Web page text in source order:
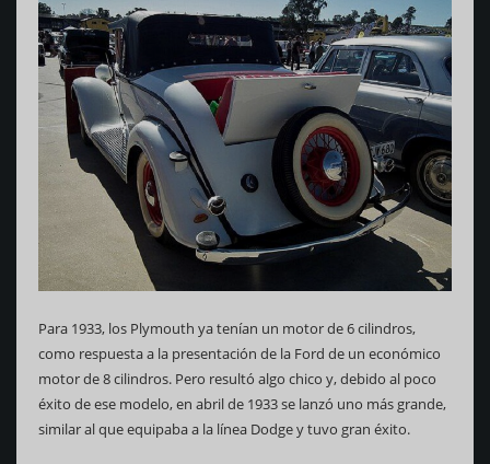
Para 1933, los Plymouth ya tenían un motor de 6 cilindros,
como respuesta a la presentación de la Ford de un económico
motor de 8 cilindros. Pero resultó algo chico y, debido al poco
éxito de ese modelo, en abril de 1933 se lanzó uno más grande,
similar al que equipaba a la línea Dodge y tuvo gran éxito.